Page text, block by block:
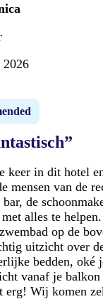
keer in dit hotel
mensen van de
de
alles te
op de
uitzicht over
bedden, oké
vanaf je
erg! Wij komen